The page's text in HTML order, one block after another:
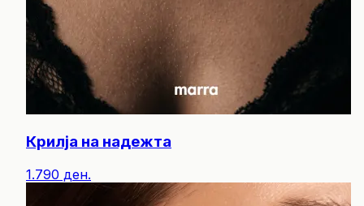
Крилја на надежта
1.790 ден.